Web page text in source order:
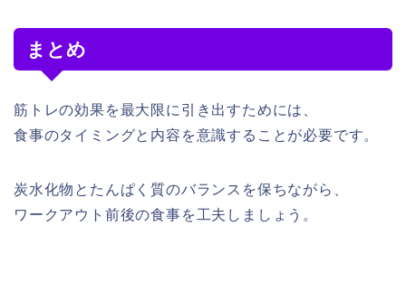
まとめ
筋トレの効果を最大限に引き出すためには、
食事のタイミングと内容を意識することが必要です。
炭水化物とたんぱく質のバランスを保ちながら、
ワークアウト前後の食事を工夫しましょう。